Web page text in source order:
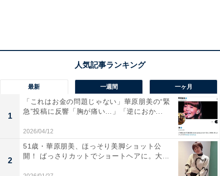
最新 一週間 一ヶ月
1
「これはお金の問題じゃない」華原朋美の“緊
急”投稿に反響「胸が痛い…」「逆におか...
2026/04/12
2
51歳・華原朋美、ほっそり美脚ショット公
開！ ばっさりカットでショートヘアに。大...